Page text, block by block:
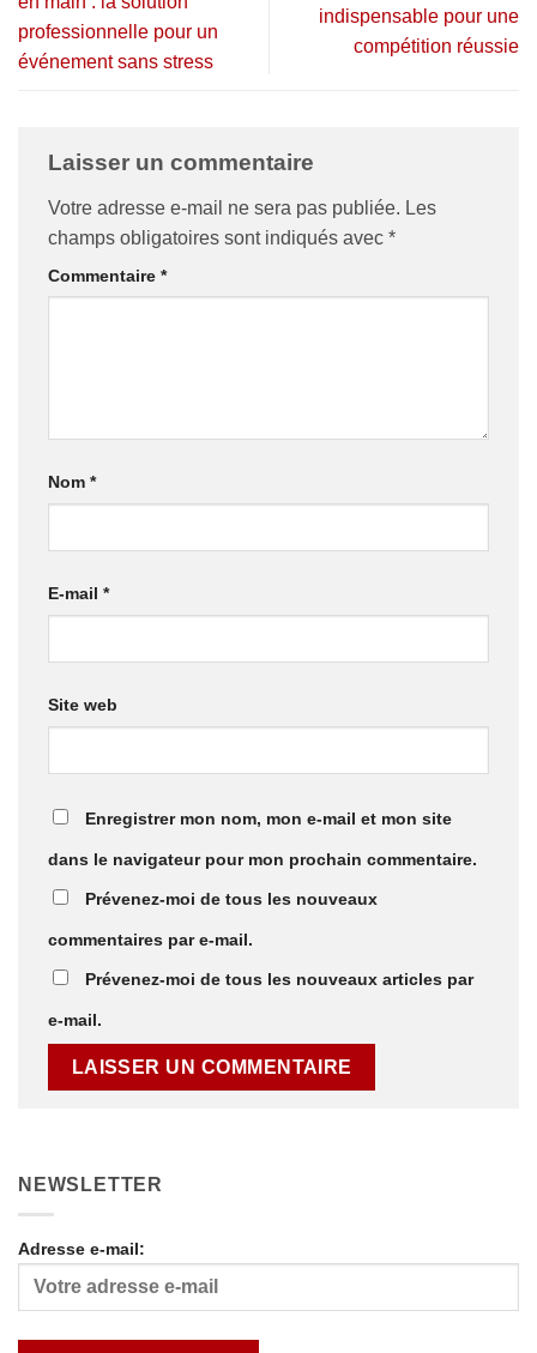
professionnelle pour un
événement sans stress
indispensable pour une
compétition réussie
Laisser un commentaire
Votre adresse e-mail ne sera pas publiée. Les
champs obligatoires sont indiqués avec *
Commentaire *
Nom *
E-mail *
Site web
Enregistrer mon nom, mon e-mail et mon site
dans le navigateur pour mon prochain commentaire.
Prévenez-moi de tous les nouveaux
commentaires par e-mail.
Prévenez-moi de tous les nouveaux articles par
e-mail.
NEWSLETTER
Adresse e-mail: